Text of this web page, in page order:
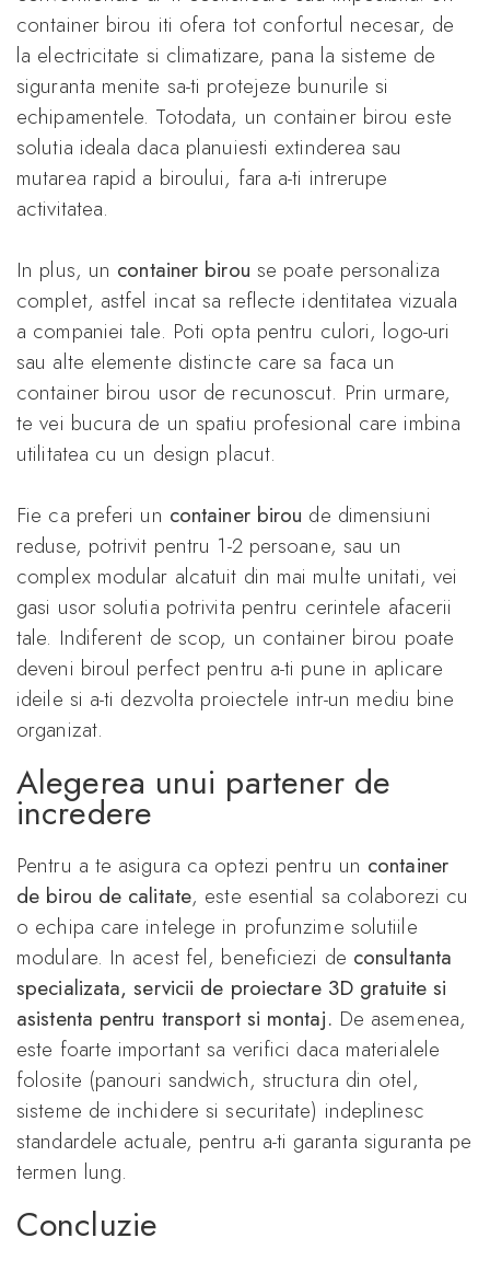
container birou iti ofera tot confortul necesar, de
la electricitate si climatizare, pana la sisteme de
siguranta menite sa-ti protejeze bunurile si
echipamentele. Totodata, un container birou este
solutia ideala daca planuiesti extinderea sau
mutarea rapid a biroului, fara a-ti intrerupe
activitatea.
In plus, un container birou se poate personaliza
complet, astfel incat sa reflecte identitatea vizuala
a companiei tale. Poti opta pentru culori, logo-uri
sau alte elemente distincte care sa faca un
container birou usor de recunoscut. Prin urmare,
te vei bucura de un spatiu profesional care imbina
utilitatea cu un design placut.
Fie ca preferi un container birou de dimensiuni
reduse, potrivit pentru 1-2 persoane, sau un
complex modular alcatuit din mai multe unitati, vei
gasi usor solutia potrivita pentru cerintele afacerii
tale. Indiferent de scop, un container birou poate
deveni biroul perfect pentru a-ti pune in aplicare
ideile si a-ti dezvolta proiectele intr-un mediu bine
organizat.
Alegerea unui partener de
incredere
Pentru a te asigura ca optezi pentru un container
de birou de calitate, este esential sa colaborezi cu
o echipa care intelege in profunzime solutiile
modulare. In acest fel, beneficiezi de consultanta
specializata, servicii de proiectare 3D gratuite si
asistenta pentru transport si montaj. De asemenea,
este foarte important sa verifici daca materialele
folosite (panouri sandwich, structura din otel,
sisteme de inchidere si securitate) indeplinesc
standardele actuale, pentru a-ti garanta siguranta pe
termen lung.
Concluzie